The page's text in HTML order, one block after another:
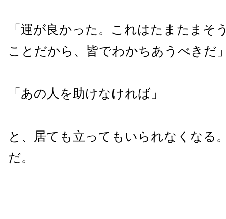
「運が良かった。これはたまたまそ
ことだから、皆でわかちあうべきだ
「あの人を助けなければ」
と、居ても立ってもいられなくなる
だ。